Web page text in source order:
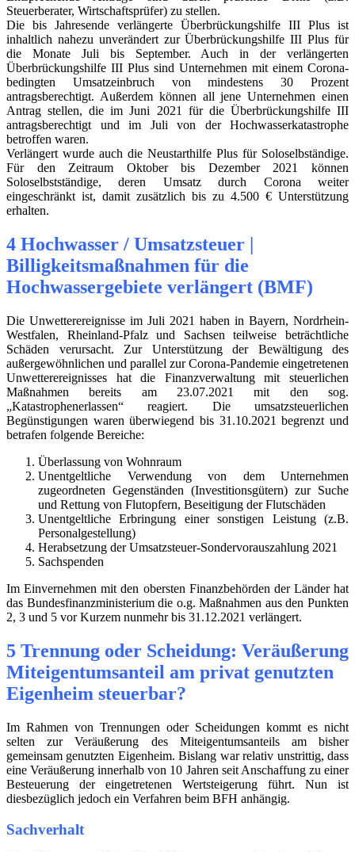
Steuerberater, Wirtschaftsprüfer) zu stellen.
Die bis Jahresende verlängerte Überbrückungshilfe III Plus ist
inhaltlich nahezu unverändert zur Überbrückungshilfe III Plus für
die Monate Juli bis September. Auch in der verlängerten
Überbrückungshilfe III Plus sind Unternehmen mit einem Corona-
bedingten Umsatzeinbruch von mindestens 30 Prozent
antragsberechtigt. Außerdem können all jene Unternehmen einen
Antrag stellen, die im Juni 2021 für die Überbrückungshilfe III
antragsberechtigt und im Juli von der Hochwasserkatastrophe
betroffen waren.
Verlängert wurde auch die Neustarthilfe Plus für Soloselbständige.
Für den Zeitraum Oktober bis Dezember 2021 können
Soloselbstständige, deren Umsatz durch Corona weiter
eingeschränkt ist, damit zusätzlich bis zu 4.500 € Unterstützung
erhalten.
4 Hochwasser / Umsatzsteuer |
Billigkeitsmaßnahmen für die
Hochwassergebiete verlängert (BMF)
Die Unwetterereignisse im Juli 2021 haben in Bayern, Nordrhein-
Westfalen, Rheinland-Pfalz und Sachsen teilweise beträchtliche
Schäden verursacht. Zur Unterstützung der Bewältigung des
außergewöhnlichen und parallel zur Corona-Pandemie eingetretenen
Unwetterereignisses hat die Finanzverwaltung mit steuerlichen
Maßnahmen bereits am 23.07.2021 mit den sog.
„Katastrophenerlassen“ reagiert. Die umsatzsteuerlichen
Begünstigungen waren überwiegend bis 31.10.2021 begrenzt und
betrafen folgende Bereiche:
Überlassung von Wohnraum
Unentgeltliche Verwendung von dem Unternehmen
zugeordneten Gegenständen (Investitionsgütern) zur Suche
und Rettung von Flutopfern, Beseitigung der Flutschäden
Unentgeltliche Erbringung einer sonstigen Leistung (z.B.
Personalgestellung)
Herabsetzung der Umsatzsteuer-Sondervorauszahlung 2021
Sachspenden
Im Einvernehmen mit den obersten Finanzbehörden der Länder hat
das Bundesfinanzministerium die o.g. Maßnahmen aus den Punkten
2, 3 und 5 vor Kurzem nunmehr bis 31.12.2021 verlängert.
5 Trennung oder Scheidung: Veräußerung
Miteigentumsanteil am privat genutzten
Eigenheim steuerbar?
Im Rahmen von Trennungen oder Scheidungen kommt es nicht
selten zur Veräußerung des Miteigentumsanteils am bisher
gemeinsam genutzten Eigenheim. Bislang war relativ unstrittig, dass
eine Veräußerung innerhalb von 10 Jahren seit Anschaffung zu einer
Besteuerung der eingetretenen Wertsteigerung führt. Nun ist
diesbezüglich jedoch ein Verfahren beim BFH anhängig.
Sachverhalt